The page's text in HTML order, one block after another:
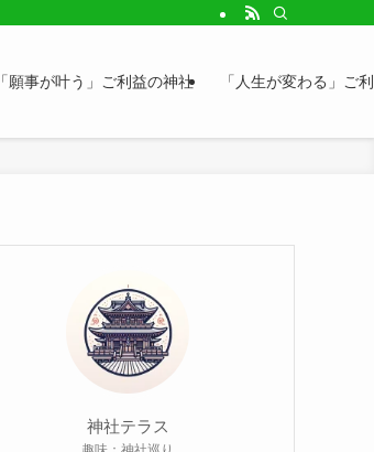
「願事が叶う」ご利益の神社 「人生が変わる」ご
神社テラス